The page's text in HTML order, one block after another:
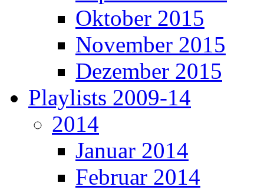
Oktober 2015
November 2015
Dezember 2015
Playlists 2009-14
2014
Januar 2014
Februar 2014